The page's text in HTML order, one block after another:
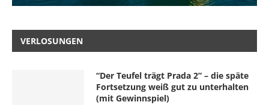
VERLOSUNGEN
“Der Teufel trägt Prada 2” – die späte
Fortsetzung weiß gut zu unterhalten
(mit Gewinnspiel)